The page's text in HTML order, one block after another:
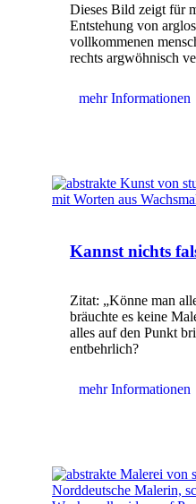
Dieses Bild zeigt für
Entstehung von
vollkommenen
rechts argwöhnisch
mehr Informationen
Kannst nichts
Zitat: „Könne man
bräuchte es keine
alles auf den Punkt
entbehrlich?
mehr Informationen